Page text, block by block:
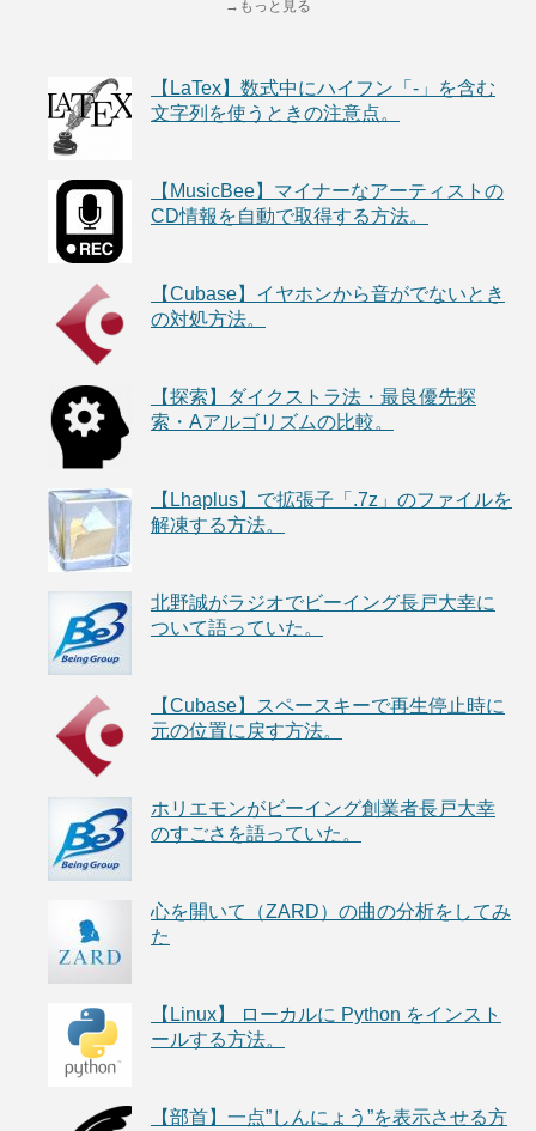
→もっと見る
【LaTex】数式中にハイフン「-」を含む
文字列を使うときの注意点。
【MusicBee】マイナーなアーティストの
CD情報を自動で取得する方法。
【Cubase】イヤホンから音がでないとき
の対処方法。
【探索】ダイクストラ法・最良優先探
索・Aアルゴリズムの比較。
【Lhaplus】で拡張子「.7z」のファイルを
解凍する方法。
北野誠がラジオでビーイング長戸大幸に
ついて語っていた。
【Cubase】スペースキーで再生停止時に
元の位置に戻す方法。
ホリエモンがビーイング創業者長戸大幸
のすごさを語っていた。
心を開いて（ZARD）の曲の分析をしてみ
た
【Linux】 ローカルに Python をインスト
ールする方法。
【部首】一点”しんにょう”を表示させる方